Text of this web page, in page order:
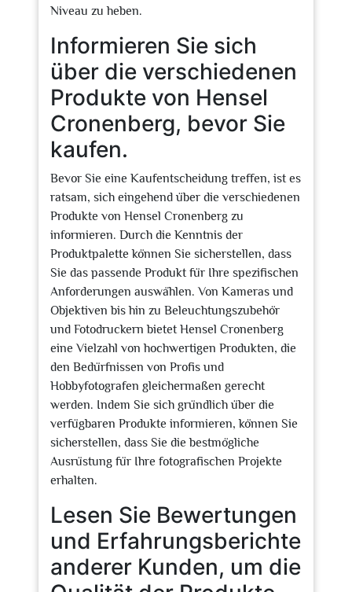
Niveau zu heben.
Informieren Sie sich
über die verschiedenen
Produkte von Hensel
Cronenberg, bevor Sie
kaufen.
Bevor Sie eine Kaufentscheidung treffen, ist es
ratsam, sich eingehend über die verschiedenen
Produkte von Hensel Cronenberg zu
informieren. Durch die Kenntnis der
Produktpalette können Sie sicherstellen, dass
Sie das passende Produkt für Ihre spezifischen
Anforderungen auswählen. Von Kameras und
Objektiven bis hin zu Beleuchtungszubehör
und Fotodruckern bietet Hensel Cronenberg
eine Vielzahl von hochwertigen Produkten, die
den Bedürfnissen von Profis und
Hobbyfotografen gleichermaßen gerecht
werden. Indem Sie sich gründlich über die
verfügbaren Produkte informieren, können Sie
sicherstellen, dass Sie die bestmögliche
Ausrüstung für Ihre fotografischen Projekte
erhalten.
Lesen Sie Bewertungen
und Erfahrungsberichte
anderer Kunden, um die